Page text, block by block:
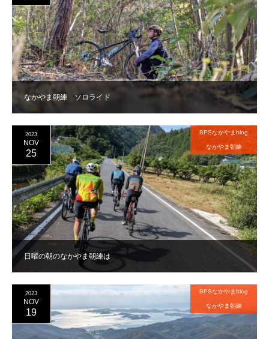
なかやま朝練 ソロライド
日曜の朝のなかやま朝練は
2023
NOV
25
BPSなかやまblog
なかやま朝練
2023
NOV
19
BPSなかやまblog
なかやま朝練